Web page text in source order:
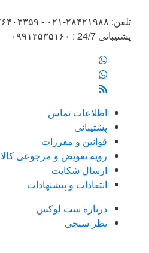
تلفن: ۲۸۴۲۱۹۸۸-۰۲۱ - ۲۶۴۰۳۳۵۹-۰۲۱
پشتیبانی 24/7 : ۰۹۹۱۳۵۳۵۱۶۰
اطلاعات تماس
پشتیبانی
قوانین و مقررات
رویه تعویض و مرجوعی کالا
ارسال شکایت
انتقادات و پیشنهادات
درباره ست لوکس
نظر سنجی